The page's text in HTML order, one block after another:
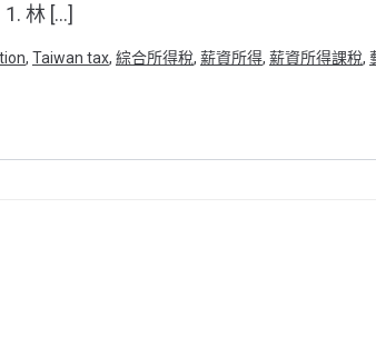
林 […]
, Taiwan tax, 綜合所得稅, 薪資所得, 薪資所得課稅,